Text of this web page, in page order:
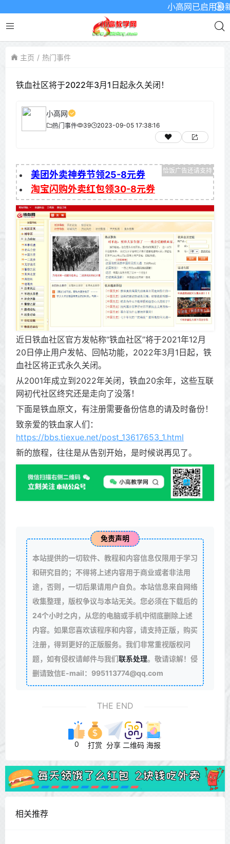
小高网已启用最新
主页 热门事件
铁血社区将于2022年3月1日起永久关闭！
小高网
热门事件 39 2023-09-05 17:38:16
美团外卖神券节领25-8元券
淘宝闪购外卖红包领30-8元券
近日铁血社区官方发帖称“铁血社区”将于2021年12月
20日停止用户发帖、回帖功能，2022年3月1日起，铁
血社区将正式永久关闭。
从2001年成立到2022年关闭，铁血20余年，这些互联
网初代社区终究还是走向了没落！
下面是铁血原文，有注册需要备份信息的请及时备份！
致亲爱的铁血家人们：
https://bbs.tiexue.net/post_13617653_1.html
新的旅程，往往是从告别开始，是时候说再见了。
免责声明
本站提供的一切软件、教程和内容信息仅限用于学习
和研究目的；不得将上述内容用于商业或者非法用
途，否则，一切后果请用户自负。本站信息来自网络
收集整理，版权争议与本站无关。您必须在下载后的
24个小时之内，从您的电脑或手机中彻底删除上述
内容。如果您喜欢该程序和内容，请支持正版，购买
注册，得到更好的正版服务。我们非常重视版权问
题，如有侵权请邮件与我们联系处理。敬请谅解！侵
删请致信E-mail：995113774@qq.com
THE END
0 打赏 分享 二维码 海报
相关推荐